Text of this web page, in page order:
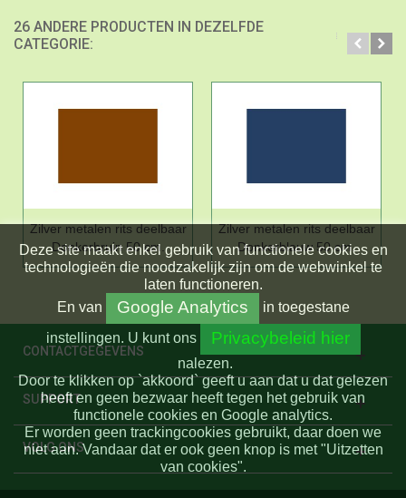
26 ANDERE PRODUCTEN IN DEZELFDE
CATEGORIE:
Zilver metalen rits deelbaar
Donkerbruin 50 cm.
Zilver metalen rits deelbaar
Donkerblauw 50 cm.
CONTACTGEGEVENS
SUPPORT
VOLG ONS
Deze site maakt enkel gebruik van functionele cookies en
technologieën die noodzakelijk zijn om de webwinkel te
laten functioneren.
En van Google Analytics
in toegestane
instellingen. U kunt ons Privacybeleid hier
nalezen.
Door te klikken op `akkoord` geeft u aan dat u dat gelezen
heeft en geen bezwaar heeft tegen het gebruik van
functionele cookies en Google analytics.
Er worden geen trackingcookies gebruikt, daar doen we
niet aan. Vandaar dat er ook geen knop is met "Uitzetten
van cookies".